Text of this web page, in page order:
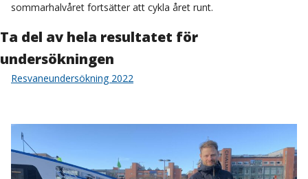
sommarhalvåret fortsätter att cykla året runt.
Ta del av hela resultatet för
undersökningen
Resvaneundersökning 2022